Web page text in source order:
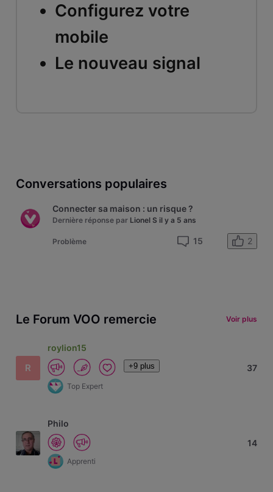
Configurez votre
mobile
Le nouveau signal
Conversations populaires
Connecter sa maison : un risque ?
Dernière réponse par Lionel S il y a 5 ans
Problème 15 2
Le Forum VOO remercie Voir plus
R
roylion15
+9 plus
Top Expert
37
Philo
Apprenti
14